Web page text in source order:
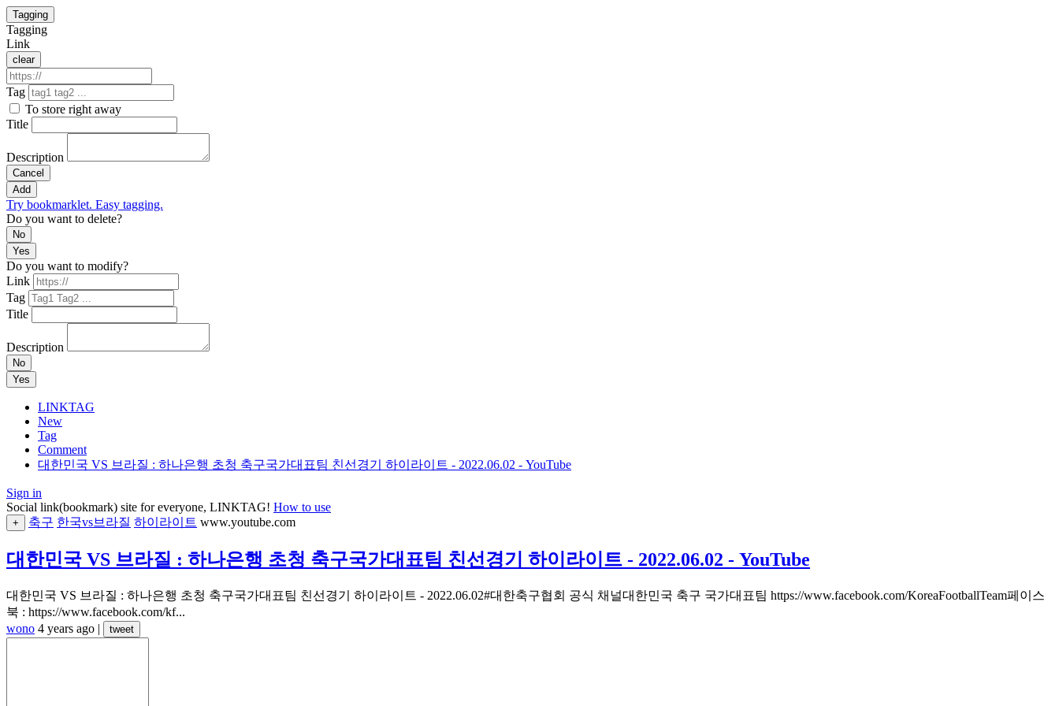
Tagging
Tagging
Link
clear
Tag
To store right away
Title
Description
Cancel
Add
Try bookmarklet. Easy tagging.
Do you want to delete?
No
Yes
Do you want to modify?
Link
Tag
Title
Description
No
Yes
LINKTAG
New
Tag
Comment
대한민국 VS 브라질 : 하나은행 초청 축구국가대표팀 친선경기 하이라이트 - 2022.06.02 - YouTube
Sign in
Social link(bookmark) site for everyone, LINKTAG! How to use
+ 축구 한국vs브라질 하이라이트 www.youtube.com
대한민국 VS 브라질 : 하나은행 초청 축구국가대표팀 친선경기 하이라이트 - 2022.06.02 - YouTube
대한민국 VS 브라질 : 하나은행 초청 축구국가대표팀 친선경기 하이라이트 - 2022.06.02#대한축구협회 공식 채널대한민국 축구 국가대표팀 https://www.facebook.com/KoreaFootballTeam페이스
북 : https://www.facebook.com/kf...
wono 4 years ago | tweet